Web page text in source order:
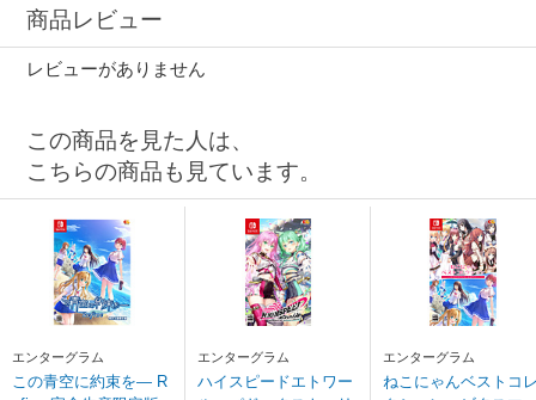
商品レビュー
レビューがありません
この商品を見た人は、
こちらの商品も見ています。
エンターグラム
この青空に約束を― R
エンターグラム
ハイスピードエトワー
エンターグラム
ねこにゃんベストコ